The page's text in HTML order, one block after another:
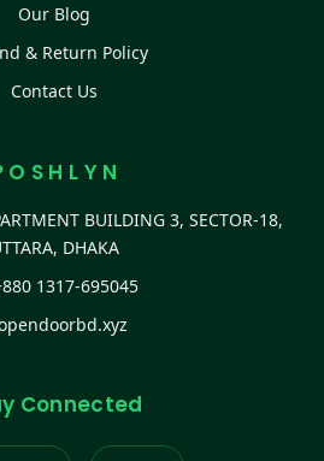
Our Blog
& Return Policy
Contact Us
O S H L Y N
BUILDING 3, SECTOR-18,
DHAKA
1317-695045
Connected